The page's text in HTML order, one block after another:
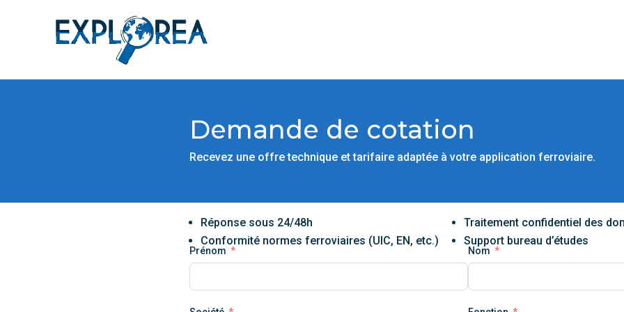
Demande de cotation
Recevez une offre technique et tarifaire adaptée à votre application ferroviaire.
Réponse sous 24/48h
Conformité normes ferroviaires (UIC, EN, etc.)
Traitement confidentiel des
Support bureau d’études
Prénom Nom